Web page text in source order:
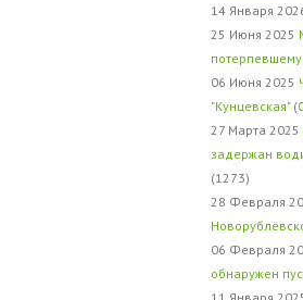
14 Января
25 Июня 2025
06 Июня 2025
"Кунцевская" (
27 Марта 2025
задержан
(1273)
28 Февраля
06 Февраля
обнаружен
11 Января